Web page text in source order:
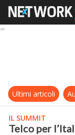
Ultimi articoli
IL SUMMIT
Telco per